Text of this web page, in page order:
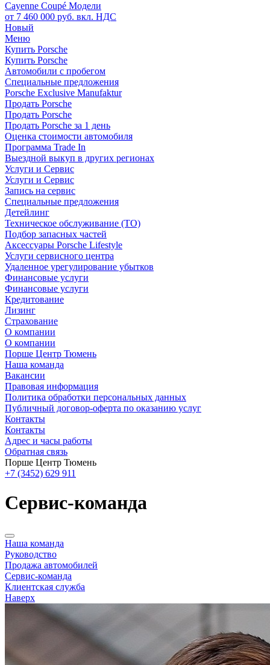
Cayenne Coupé Модели
от 7 460 000 руб. вкл. НДС
Новый
Меню
Купить Porsche
Купить Porsche
Автомобили с пробегом
Специальные предложения
Porsche Exclusive Manufaktur
Продать Porsche
Продать Porsche
Продать Porsche за 1 день
Оценка стоимости автомобиля
Программа Trade In
Выездной выкуп в других регионах
Услуги и Сервис
Услуги и Сервис
Запись на сервис
Специальные предложения
Детейлинг
Техническое обслуживание (ТО)
Подбор запасных частей
Аксессуары Porsche Lifestyle
Услуги сервисного центра
Удаленное урегулирование убытков
Финансовые услуги
Финансовые услуги
Кредитование
Лизинг
Страхование
О компании
О компании
Порше Центр Тюмень
Наша команда
Вакансии
Правовая информация
Политика обработки персональных данных
Публичный договор-оферта по оказанию услуг
Контакты
Контакты
Адрес и часы работы
Обратная связь
Порше Центр Тюмень
+7 (3452) 629 911
Сервис-команда
Наша команда
Руководство
Продажа автомобилей
Сервис-команда
Клиентская служба
Наверх